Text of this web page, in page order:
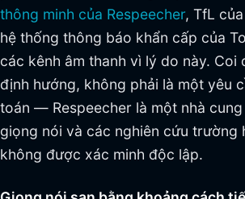
thông minh của Respeecher, TfL
hệ thống thông báo khẩn cấp của
các kênh âm thanh vì lý do này. Coi
định hướng, không phải là một yêu
toán — Respeecher là một nhà
giọng nói và các nghiên cứu trường
không được xác minh độc lập.